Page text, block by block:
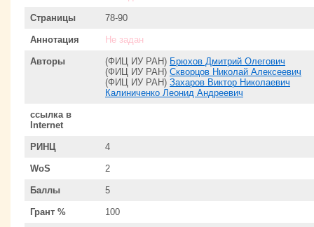
Страницы 78-90
Аннотация Не задан
Авторы (ФИЦ ИУ РАН) Брюхов Дмитрий Олегович
(ФИЦ ИУ РАН) Скворцов Николай Алексеевич
(ФИЦ ИУ РАН) Захаров Виктор Николаевич
Калиниченко Леонид Андреевич
ссылка в
Internet
РИНЦ 4
WoS 2
Баллы 5
Грант % 100